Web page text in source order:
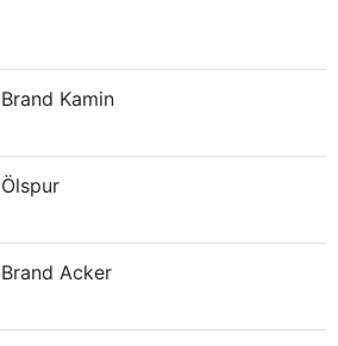
Brand Kamin
Ölspur
Brand Acker